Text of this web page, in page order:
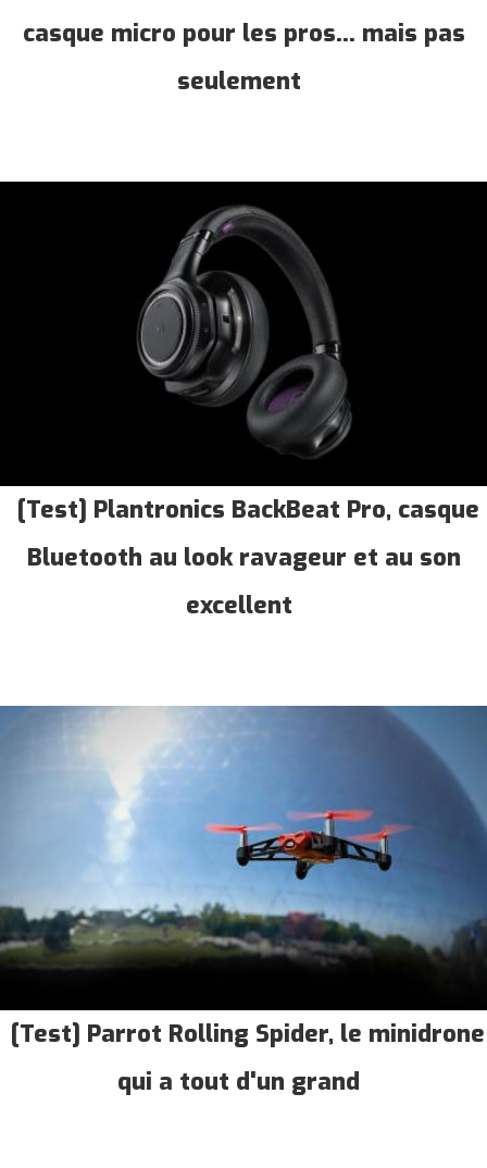
casque micro pour les pros... mais pas
seulement
[Test] Plantronics BackBeat Pro, casque
Bluetooth au look ravageur et au son
excellent
[Test] Parrot Rolling Spider, le minidrone
qui a tout d'un grand